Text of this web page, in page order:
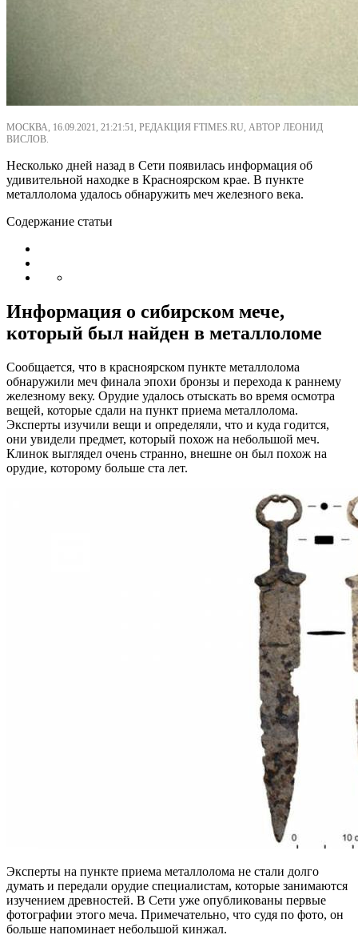
МОСКВА, 16.09.2021, 21:21:51, РЕДАКЦИЯ FTIMES.RU, АВТОР ЛЕОНИД
ВИСЛОВ.
Несколько дней назад в Сети появилась информация об
удивительной находке в Красноярском крае. В пункте
металлолома удалось обнаружить меч железного века.
Содержание статьи
Информация о сибирском мече,
который был найден в металлоломе
Сообщается, что в красноярском пункте металлолома
обнаружили меч финала эпохи бронзы и перехода к раннему
железному веку. Орудие удалось отыскать во время осмотра
вещей, которые сдали на пункт приема металлолома.
Эксперты изучили вещи и определяли, что и куда годится,
они увидели предмет, который похож на небольшой меч.
Клинок выглядел очень странно, внешне он был похож на
орудие, которому больше ста лет.
Эксперты на пункте приема металлолома не стали долго
думать и передали орудие специалистам, которые занимаются
изучением древностей. В Сети уже опубликованы первые
фотографии этого меча. Примечательно, что судя по фото, он
больше напоминает небольшой кинжал.